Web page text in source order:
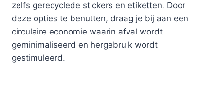
zelfs gerecyclede stickers en etiketten. Door
deze opties te benutten, draag je bij aan een
circulaire economie waarin afval wordt
geminimaliseerd en hergebruik wordt
gestimuleerd.